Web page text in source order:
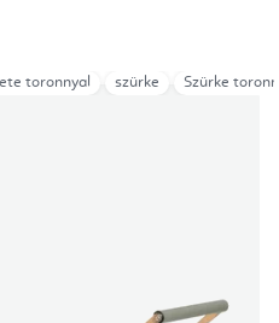
toronnyal szürke Szürke